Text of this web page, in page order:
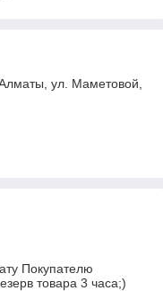
ул. Маметовой,
Покупателю
товара 3 часа;)